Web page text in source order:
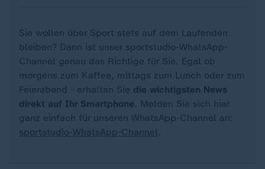
Sie wollen über Sport stets auf dem Laufenden
bleiben? Dann ist unser sportstudio-WhatsApp-
Channel genau das Richtige für Sie. Egal ob
morgens zum Kaffee, mittags zum Lunch oder zum
Feierabend - erhalten Sie die wichtigsten News
direkt auf Ihr Smartphone. Melden Sie sich hier
ganz einfach für unseren WhatsApp-Channel an:
sportstudio-WhatsApp-Channel.